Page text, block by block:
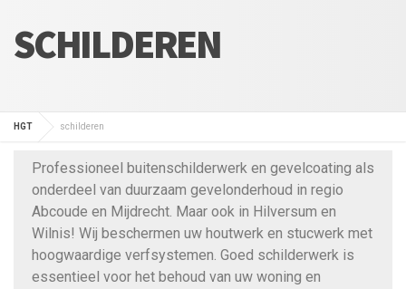
SCHILDEREN
HGT schilderen
Professioneel buitenschilderwerk en gevelcoating als
onderdeel van duurzaam gevelonderhoud in regio
Abcoude en Mijdrecht. Maar ook in Hilversum en
Wilnis! Wij beschermen uw houtwerk en stucwerk met
hoogwaardige verfsystemen. Goed schilderwerk is
essentieel voor het behoud van uw woning en